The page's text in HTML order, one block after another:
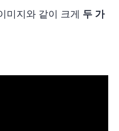
미지와 같이 크게 두 가